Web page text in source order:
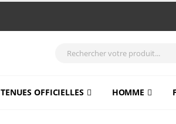
TENUES OFFICIELLES HOMME